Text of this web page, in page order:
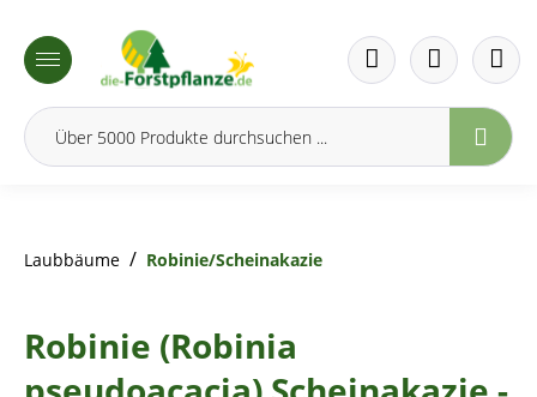
springen
Laubbäume / Robinie/Scheinakazie
Robinie (Robinia